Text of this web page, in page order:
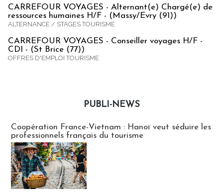
CARREFOUR VOYAGES - Alternant(e) Chargé(e) de
ressources humaines H/F - (Massy/Evry (91))
ALTERNANCE / STAGES TOURISME
CARREFOUR VOYAGES - Conseiller voyages H/F -
CDI - (St Brice (77))
OFFRES D'EMPLOI TOURISME
PUBLI-NEWS
Coopération France-Vietnam : Hanoï veut séduire les
professionnels français du tourisme